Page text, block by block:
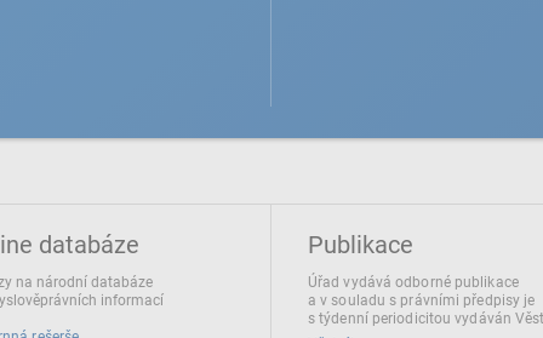
databáze
na národní databáze
informací
Publikace
Úřad vydává odborné publikace
a v souladu s právními předpisy je
s týdenní periodicitou vydáván